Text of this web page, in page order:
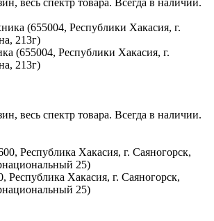
(655004, Республики Хакасия, г.
213г)
весь спектр товара. Всегда в наличии.
Республика Хакасия, г. Саяногорск,
25)